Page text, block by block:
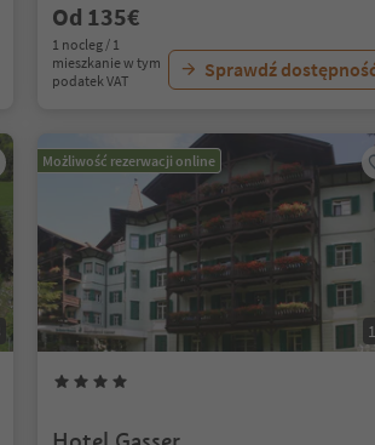
Od 135€
1 nocleg / 1
mieszkanie w tym
podatek VAT
Sprawdź
Możliwość rezerwacji online